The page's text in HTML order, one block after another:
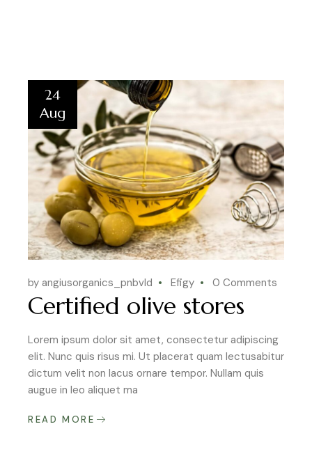
24
Aug
by angiusorganics_pnbvld Efigy 0 Comments
Certified olive stores
Lorem ipsum dolor sit amet, consectetur adipiscing
elit. Nunc quis risus mi. Ut placerat quam lectusabitur
dictum velit non lacus ornare tempor. Nullam quis
augue in leo aliquet ma
READ MORE